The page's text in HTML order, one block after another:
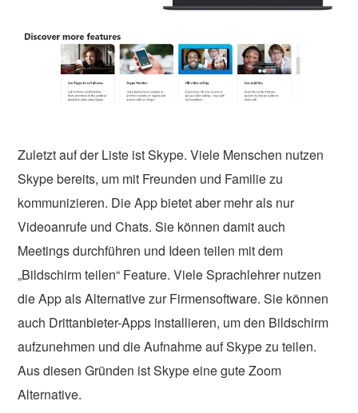
Zuletzt auf der Liste ist Skype. Viele Menschen nutzen
Skype bereits, um mit Freunden und Familie zu
kommunizieren. Die App bietet aber mehr als nur
Videoanrufe und Chats. Sie können damit auch
Meetings durchführen und Ideen teilen mit dem
„Bildschirm teilen“ Feature. Viele Sprachlehrer nutzen
die App als Alternative zur Firmensoftware. Sie können
auch Drittanbieter-Apps installieren, um den Bildschirm
aufzunehmen und die Aufnahme auf Skype zu teilen.
Aus diesen Gründen ist Skype eine gute Zoom
Alternative.